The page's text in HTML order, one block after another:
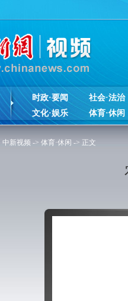
时政·要闻 社会·法治
文化·娱乐
体育·休闲
中新视频 -> 体育·休闲 -> 正文